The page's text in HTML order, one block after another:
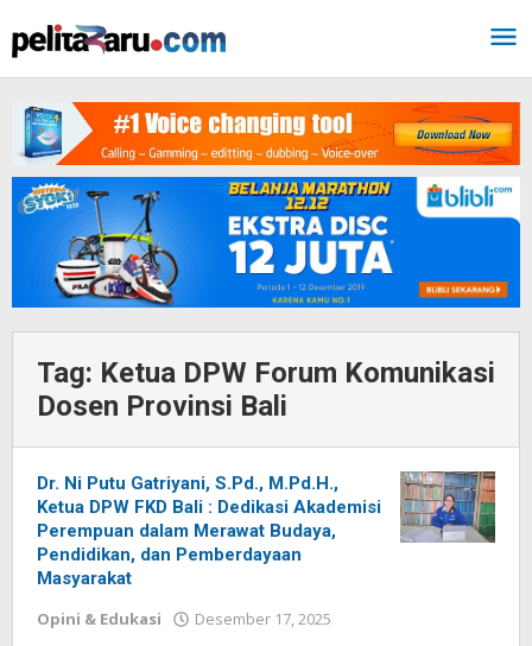
ke
konten
Tag: Ketua DPW Forum Komunikasi
Dosen Provinsi Bali
Dr. Ni Putu Gatriyani, S.Pd., M.Pd.H.,
Ketua DPW FKD Bali : Dedikasi Akademisi
Perempuan dalam Merawat Budaya,
Pendidikan, dan Pemberdayaan
Masyarakat
Opini & Edukasi
Desember 17, 2025